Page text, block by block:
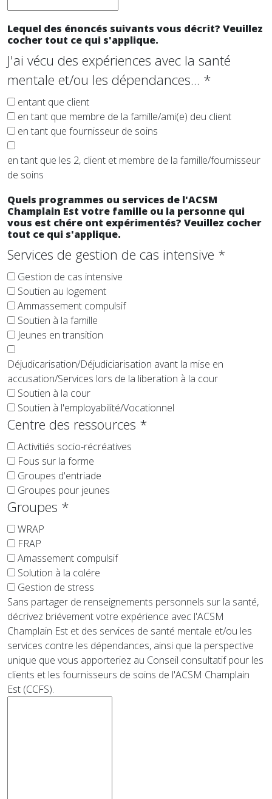
Lequel des énoncés suivants vous décrit? Veuillez
cocher tout ce qui s'applique.
J'ai vécu des expériences avec la santé
mentale et/ou les dépendances... *
entant que client
en tant que membre de la famille/ami(e) deu client
en tant que fournisseur de soins
en tant que les 2, client et membre de la famille/fournisseur
de soins
Quels programmes ou services de l'ACSM
Champlain Est votre famille ou la personne qui
vous est chére ont expérimentés? Veuillez cocher
tout ce qui s'applique.
Services de gestion de cas intensive *
Gestion de cas intensive
Soutien au logement
Ammassement compulsif
Soutien à la famille
Jeunes en transition
Déjudicarisation/Déjudiciarisation avant la mise en
accusation/Services lors de la liberation à la cour
Soutien à la cour
Soutien à l'employabilité/Vocationnel
Centre des ressources *
Activitiés socio-récréatives
Fous sur la forme
Groupes d'entriade
Groupes pour jeunes
Groupes *
WRAP
FRAP
Amassement compulsif
Solution à la colére
Gestion de stress
Sans partager de renseignements personnels sur la santé,
décrivez briévement votre expérience avec l'ACSM
Champlain Est et des services de santé mentale et/ou les
services contre les dépendances, ainsi que la perspective
unique que vous apporteriez au Conseil consultatif pour les
clients et les fournisseurs de soins de l'ACSM Champlain
Est (CCFS).